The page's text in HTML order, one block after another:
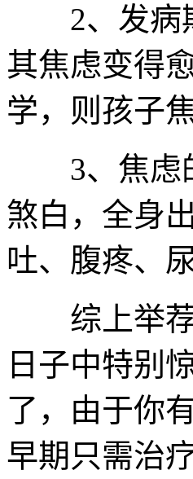
2、发病期
其焦虑变得
学，则孩子
3、焦虑的
煞白，全身
吐、腹疼、
综上举荐
日子中特别
了，由于你
早期只需治